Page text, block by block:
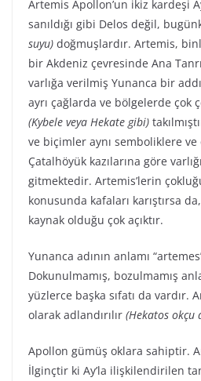
Artemis Apollon’un ikiz kardeşi
sanıldığı gibi Delos değil,
suyu) doğmuşlardır. Artemis,
bir Akdeniz çevresinde Ana
varlığa verilmiş Yunanca bir
ayrı çağlarda ve bölgelerde çok
(Kybele veya Hekate gibi)
ve biçimler aynı semboliklere
Çatalhöyük kazılarına göre
gitmektedir. Artemis’lerin
konusunda kafaları karıştırsa
kaynak olduğu çok açıktır.
Yunanca adının anlamı
Dokunulmamış, bozulmamış
yüzlerce başka sıfatı da vardır.
olarak adlandırılır (Hekatos okçu
Apollon gümüş oklara sahiptir.
İlginçtir ki Ay’la ilişkilendirilen